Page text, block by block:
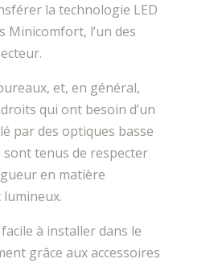
la technologie LED
Minicomfort, l’un des
et, en général,
qui ont besoin d’un
par des optiques basse
sont tenus de respecter
en matière
lumineux.
à installer dans le
grâce aux accessoires